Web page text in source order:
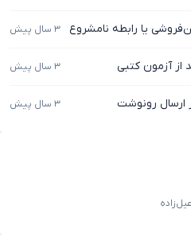
یا رابطه نامشروع ۳ سال پیش
از آزمون کتبی ۳ سال پیش
ارسال رونوشت ۳ سال پیش